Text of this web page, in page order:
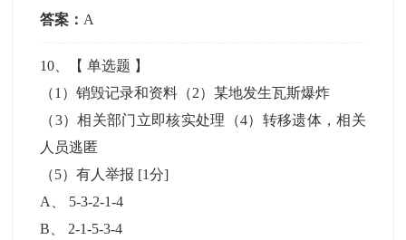
答案： A
10 、【单选题 】
（1）销毁记录和资料（2）某地发生瓦斯爆炸
（3）相关部门立即核实处理（4）转移遗体，相关
人员逃匿
（5）有人举报 [1分]
A
5-3-2-1-4
B
2-1-5-3-4